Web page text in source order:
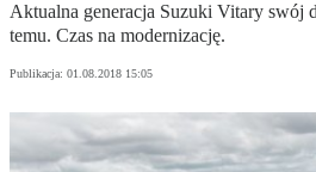
Aktualna generacja Suzuki Vitary swój
temu. Czas na modernizację.
Publikacja: 01.08.2018 15:05